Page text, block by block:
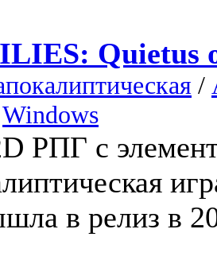
Quietus
/
Windows
РПГ с
в релиз в